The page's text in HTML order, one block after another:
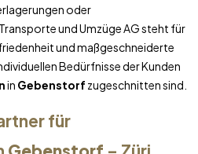
oder
und Umzüge AG steht für
und maßgeschneiderte
Bedürfnisse der Kunden
in Gebenstorf zugeschnitten sind.
für